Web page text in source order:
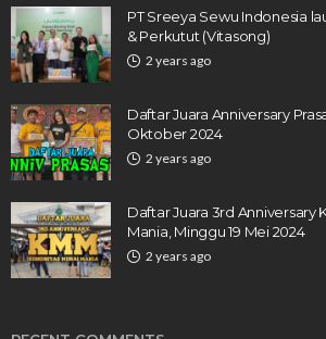
PT Sreeya Sewu Indonesia
& Perkutut (Vitasong)
2 years ago
Daftar Juara Anniversary
Oktober 2024
2 years ago
Daftar Juara 3rd Anniversary
Mania, Minggu 19 Mei 2024
2 years ago